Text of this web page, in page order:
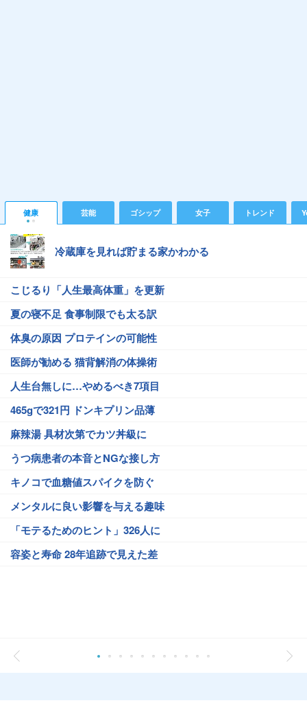
健康 芸能 ゴシップ 女子 トレンド
冷蔵庫を見れば貯まる家かわかる
こじるり「人生最高体重」を更新
夏の寝不足 食事制限でも太る訳
体臭の原因 プロテインの可能性
医師が勧める 猫背解消の体操術
人生台無しに…やめるべき7項目
465gで321円 ドンキプリン品薄
麻辣湯 具材次第でカツ丼級に
うつ病患者の本音とNGな接し方
キノコで血糖値スパイクを防ぐ
メンタルに良い影響を与える趣味
「モテるためのヒント」326人に
容姿と寿命 28年追跡で見えた差